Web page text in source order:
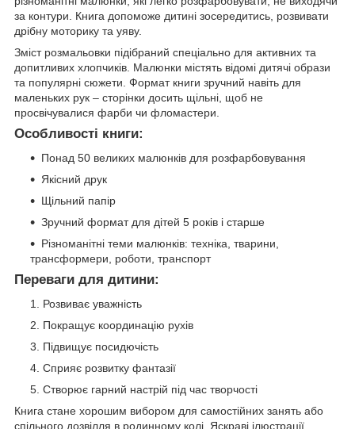
за контури. Книга допоможе дитині зосередитись, розвивати
дрібну моторику та уяву.
Зміст розмальовки підібраний спеціально для активних та
допитливих хлопчиків. Малюнки містять відомі дитячі образи
та популярні сюжети. Формат книги зручний навіть для
маленьких рук – сторінки досить щільні, щоб не
просвічувалися фарби чи фломастери.
Особливості книги:
Понад 50 великих малюнків для розфарбовування
Якісний друк
Щільний папір
Зручний формат для дітей 5 років і старше
Різноманітні теми малюнків: техніка, тварини,
трансформери, роботи, транспорт
Переваги для дитини:
Розвиває уважність
Покращує координацію рухів
Підвищує посидючість
Сприяє розвитку фантазії
Створює гарний настрій під час творчості
Книга стане хорошим вибором для самостійних занять або
спільного дозвілля в родинному колі. Яскраві ілюстрації